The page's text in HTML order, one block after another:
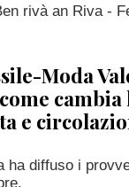
rivà an Riva -
Moda
e
ha diffuso i